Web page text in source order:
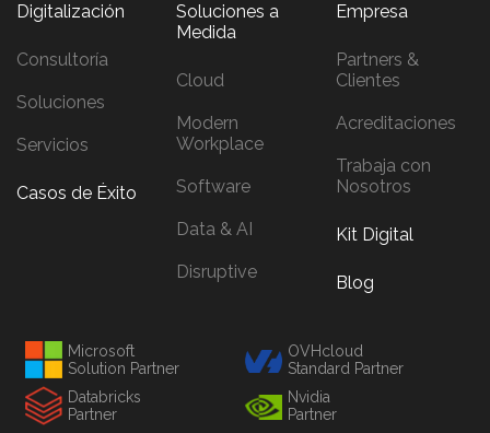
Digitalización
Consultoría
Soluciones
Servicios
Casos de Éxito
Soluciones a
Medida
Cloud
Modern
Workplace
Software
Data & AI
Disruptive
Empresa
Partners &
Clientes
Acreditaciones
Trabaja con
Nosotros
Kit Digital
Blog
Microsoft
Solution Partner
OVHcloud
Standard Partner
Databricks
Partner
Nvidia
Partner